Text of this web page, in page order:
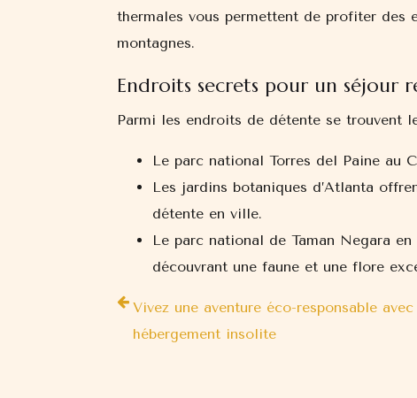
thermales vous permettent de profiter des
montagnes.
Endroits secrets pour un séjour
Parmi les endroits de détente se trouvent
Le parc national Torres del Paine au
Les jardins botaniques d’Atlanta
détente en ville.
Le parc national de Taman Negara
découvrant une faune et une flore
Vivez une aventure éco-responsable avec
hébergement insolite